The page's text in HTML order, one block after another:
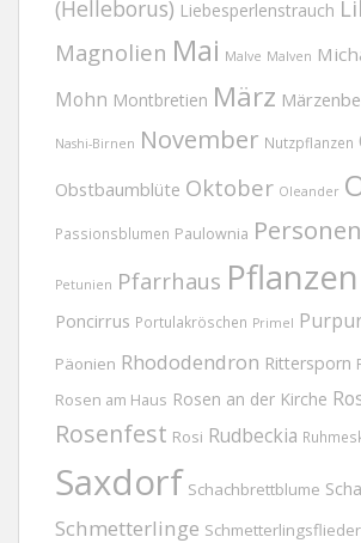
(Helleborus) Liebesperlenstrauch
Magnolien Mai Malve Malven
Mohn Montbretien März
Nashi-Birnen November Nutzpflanzen
Obstbaumblüte Oktober Oleander
Passionsblumen Paulownia Personen
Petunien Pfarrhaus Pflanzen
Poncirrus Portulakröschen Primel
Päonien Rhododendron Rittersporn
Rosen am Haus Rosen an der Kirche
Rosenfest Rosi Rudbeckia
Saxdorf Schachbrettblume
Schmetterlinge Schmetterlingsflieder